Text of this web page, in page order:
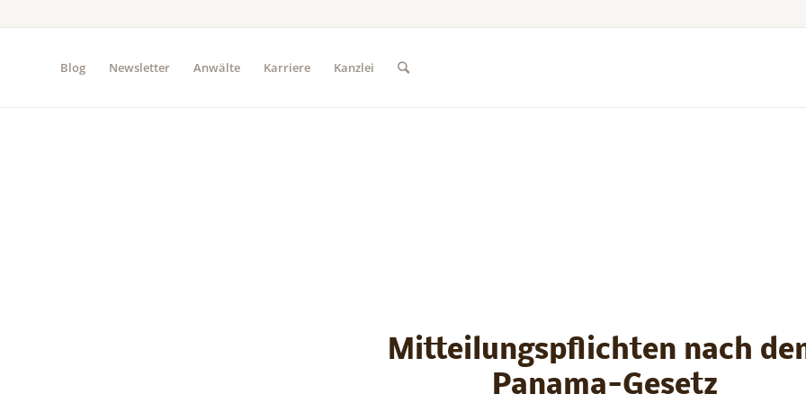
Blog Newsletter Anwälte Karriere Kanzlei
Mitteilungspflichten nach
Panama-Gesetz